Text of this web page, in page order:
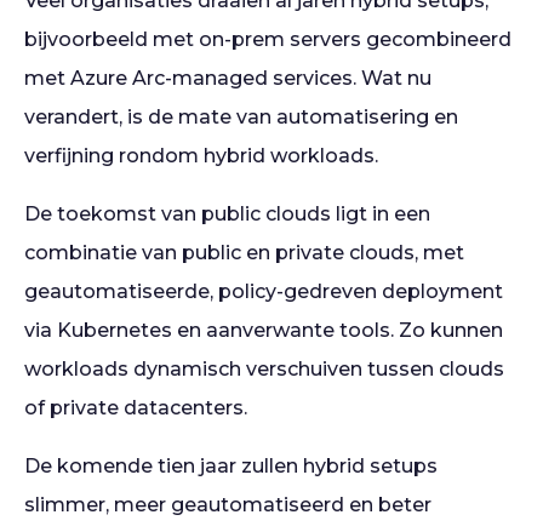
bijvoorbeeld met on-prem servers gecombineerd
met Azure Arc-managed services. Wat nu
verandert, is de mate van automatisering en
verfijning rondom hybrid workloads.
De toekomst van public clouds ligt in een
combinatie van public en private clouds, met
geautomatiseerde, policy-gedreven deployment
via Kubernetes en aanverwante tools. Zo kunnen
workloads dynamisch verschuiven tussen clouds
of private datacenters.
De komende tien jaar zullen hybrid setups
slimmer, meer geautomatiseerd en beter